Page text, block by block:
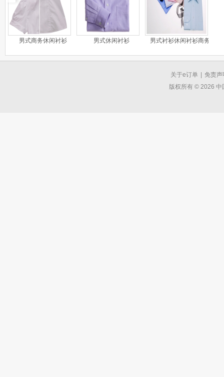
男式商务休闲衬衫 男式休闲衬衫 男式衬衫休闲衬衫商务
关于e订单
免责声
版权所有 © 2026